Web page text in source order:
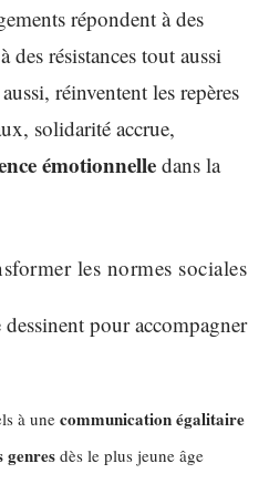
répondent à des
des résistances tout aussi
réinventent les repères
solidarité accrue,
émotionnelle dans la
les normes sociales
dessinent pour accompagner
à une communication égalitaire
genres dès le plus jeune âge